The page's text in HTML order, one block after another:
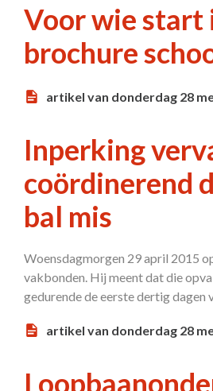
Voor wie start
brochure
artikel van donderdag 28
Inperking
coördinerend
bal mis
Woensdagmorgen 29 april 2015
vakbonden. Hij meent dat die
gedurende de eerste dertig dagen
artikel van donderdag 28